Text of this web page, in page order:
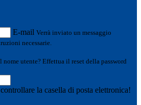
E-mail Verrà inviato un messaggio
necessarie.
nome utente? Effettua il reset della password
la casella di posta elettronica!